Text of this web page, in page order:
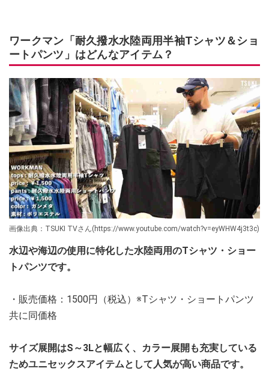
ワークマン「耐久撥水水陸両用半袖Tシャツ＆ショ
ートパンツ」はどんなアイテム？
画像出典：TSUKI TVさん(https://www.youtube.com/watch?v=eyWHW4j3t3c)
水辺や海辺の使用に特化した水陸両用のTシャツ・ショー
トパンツです。
・販売価格：1500円（税込）※Tシャツ・ショートパンツ
共に同価格
サイズ展開はS～3Lと幅広く、カラー展開も充実している
ためユニセックスアイテムとして人気が高い商品です。